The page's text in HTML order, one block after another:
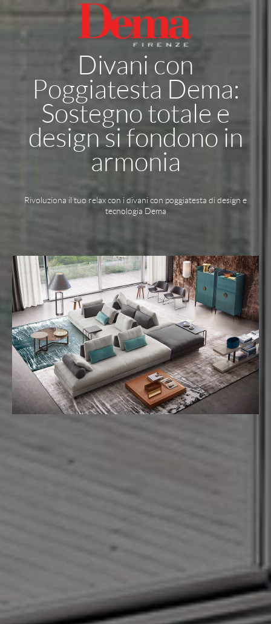
Divani con
Poggiatesta Dema:
Sostegno totale e
design si fondono in
armonia
Rivoluziona il tuo relax con i divani con poggiatesta di design e
tecnologia Dema